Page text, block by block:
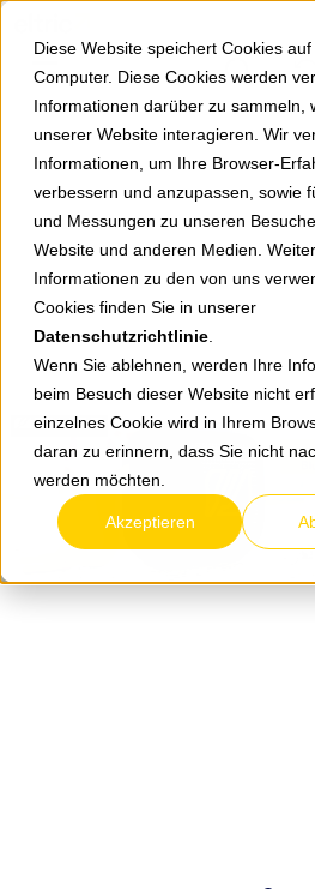
Diese Website speichert Cookies
Computer. Diese Cookies werden
Informationen darüber zu sammeln,
unserer Website interagieren. Wir
Informationen, um Ihre Browser-
verbessern und anzupassen, sowie
und Messungen zu unseren
Website und anderen Medien.
Informationen zu den von uns
Cookies finden Sie in unserer
Datenschutzrichtlinie
Wenn Sie ablehnen, werden Ihre
beim Besuch dieser Website nicht
einzelnes Cookie wird in Ihrem
daran zu erinnern, dass Sie nicht
werden möchten.
Akzeptieren
Springe zu Hauptinhalt